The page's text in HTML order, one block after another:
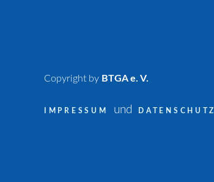
Copyright by BTGA e. V.
IMPRESSUM und DATENSCHUTZ